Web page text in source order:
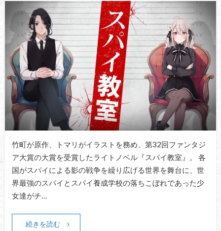
竹町が原作、トマリがイラストを務め、第32回ファンタジ
ア大賞の大賞を受賞したライトノベル『スパイ教室』。 各
国がスパイによる影の戦争を繰り広げる世界を舞台に、世
界最強のスパイとスパイ養成学校の落ちこぼれであった少
女達がチ…
続きを読む